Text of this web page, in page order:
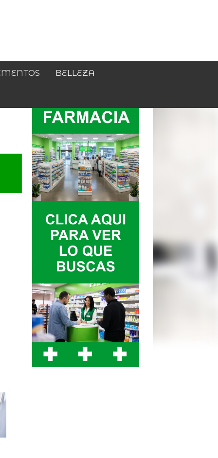
BELLEZA